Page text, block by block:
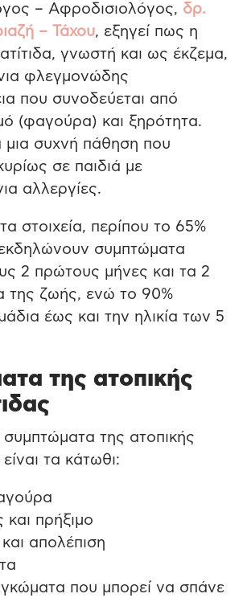
– Αφροδισιολόγος, δρ.
– Τάχου, εξηγεί πως η
γνωστή και ως έκζεμα,
φλεγμονώδης
που συνοδεύεται από
(φαγούρα) και ξηρότητα.
μια συχνή πάθηση που
σε παιδιά με
αλλεργίες.
στοιχεία, περίπου το 65%
συμπτώματα
2 πρώτους μήνες και τα 2
της ζωής, ενώ το 90%
έως και την ηλικία των 5
της ατοπικής
συμπτώματα της ατοπικής
τα κάτωθι:
και πρήξιμο
απολέπιση
που μπορεί να σπάνε